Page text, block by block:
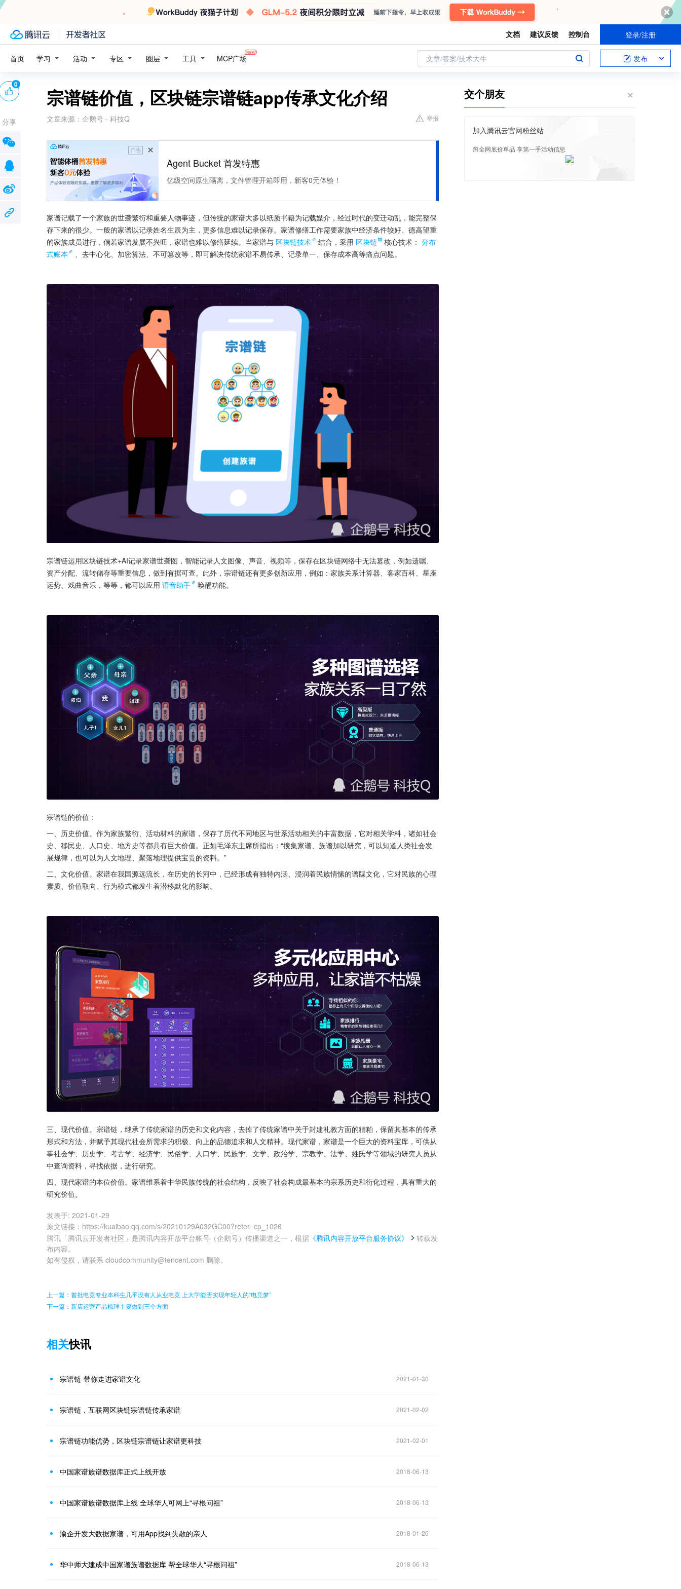
文档 建议反馈 控制台 登录/注册
首页 学习 活动 专区 圈层 工具 MCP广场 文章/答案/技术大牛 发布
宗谱链价值，区块链宗谱链app传承文化介绍
文章来源： 企鹅号 - 科技Q 举报
广告
Agent Bucket 首发特惠
亿级空间原生隔离，文件管理开箱即用，新客0元体验！
家谱记载了一个家族的世袭繁衍和重要人物事迹，但传统的家谱大多以纸质书籍为记载媒介，经过时代的变迁动乱，能完整保
存下来的很少。一般的家谱以记录姓名生辰为主，更多信息难以记录保存。家谱修缮工作需要家族中经济条件较好、德高望重
的家族成员进行，倘若家谱发展不兴旺，家谱也难以修缮延续。当家谱与 区块链技术 结合，采用 区块链 核心技术： 分布
式账本
、去中心化、加密算法、不可篡改等，即可解决传统家谱不易传承、记录单一、保存成本高等痛点问题。
宗谱链运用区块链技术+AI记录家谱世袭图，智能记录人文图像、声音、视频等，保存在区块链网络中无法篡改，例如遗嘱、
资产分配、流转储存等重要信息，做到有据可查。此外，宗谱链还有更多创新应用，例如：家族关系计算器、客家百科、星座
运势、戏曲音乐，等等，都可以应用 语音助手 唤醒功能。
宗谱链的价值：
一、历史价值。作为家族繁衍、活动材料的家谱，保存了历代不同地区与世系活动相关的丰富数据，它对相关学科，诸如社会
史、移民史、人口史、地方史等都具有巨大价值。正如毛泽东主席所指出：“搜集家谱、族谱加以研究，可以知道人类社会发
展规律，也可以为人文地理、聚落地理提供宝贵的资料。”
二、文化价值。家谱在我国源远流长，在历史的长河中，已经形成有独特内涵、浸润着民族情愫的谱牒文化，它对民族的心理
素质、价值取向、行为模式都发生着潜移默化的影响。
三、现代价值。宗谱链，继承了传统家谱的历史和文化内容，去掉了传统家谱中关于封建礼教方面的糟粕，保留其基本的传承
形式和方法，并赋予其现代社会所需求的积极、向上的品德追求和人文精神。现代家谱，家谱是一个巨大的资料宝库，可供从
事社会学、历史学、考古学、经济学、民俗学、人口学、民族学、文学、政治学、宗教学、法学、姓氏学等领域的研究人员从
中查询资料，寻找依据，进行研究。
四、现代家谱的本位价值。家谱维系着中华民族传统的社会结构，反映了社会构成最基本的宗系历史和衍化过程，具有重大的
研究价值。
发表于: 2021-01-29
原文链接 ： https://kuaibao.qq.com/s/20210129A032GC00?refer=cp_1026
腾讯「腾讯云开发者社区」是腾讯内容开放平台帐号（企鹅号）传播渠道之一，根据 《腾讯内容开放平台服务协议》
转载发
布内容。
如有侵权，请联系 cloudcommunity@tencent.com 删除。
0
分享
上一篇：首批电竞专业本科生几乎没有人从业电竞 上大学能否实现年轻人的“电竞梦”
下一篇：新店运营产品梳理主要做到三个方面
相关快讯
宗谱链-带你走进家谱文化 2021-01-30
宗谱链，互联网区块链宗谱链传承家谱 2021-02-02
宗谱链功能优势，区块链宗谱链让家谱更科技 2021-02-01
中国家谱族谱数据库正式上线开放 2018-06-13
中国家谱族谱数据库上线 全球华人可网上“寻根问祖” 2018-06-13
渝企开发大数据家谱，可用App找到失散的亲人 2018-01-26
华中师大建成中国家谱族谱数据库 帮全球华人“寻根问祖” 2018-06-13
交个朋友
加入腾讯云官网粉丝站
蹲全网底价单品 享第一手活动信息